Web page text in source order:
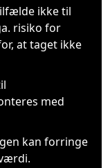
ikke til
risiko for
at taget ikke
med
kan forringe